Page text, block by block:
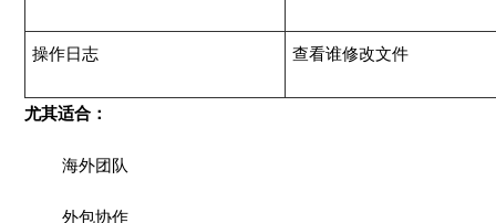
操作日志 查看谁修改文件
尤其适合：
海外团队
外包协作